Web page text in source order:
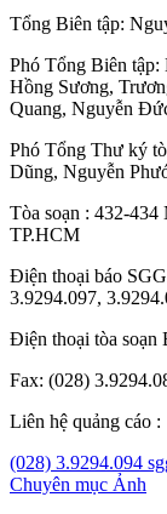
Tổng Biên tập:
Phó Tổng Biên tập:
Hồng Sương,
Quang, Nguyễn
Phó Tổng Thư ký
Dũng, Nguyễn
Tòa soạn : 432-
TP.HCM
Điện thoại báo
3.9294.097,
Điện thoại tòa soạn
Fax: (028)
Liên hệ quảng cáo :
(028) 3.9294.094
Chuyên mục Ảnh